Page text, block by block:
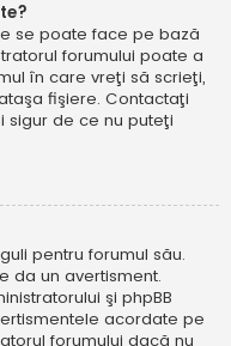
se poate face pe bază
forumului poate a
în care vreţi să scrieţi,
fişiere. Contactaţi
sigur de ce nu puteţi
pentru forumul său.
da un avertisment.
şi phpBB
acordate pe
forumului dacă nu